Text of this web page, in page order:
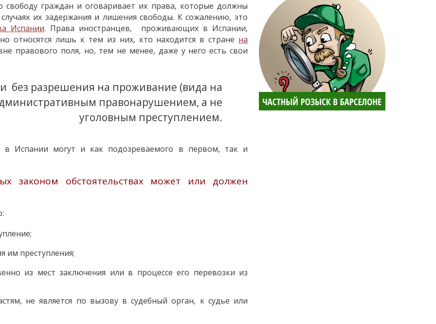
свободу граждан и оговаривает их права, которые должны
их задержания и лишения свободы. К сожалению, это
Испании. Права иностранцев, проживающих в Испании,
относятся лишь к тем из них, кто находится в стране на
правового поля, но, тем не менее, даже у него есть свои
без разрешения на проживание (вида на
правонарушением, а не
уголовным преступлением.
в Испании могут и как подозреваемого в первом, так и
законом обстоятельствах может или должен
им преступления;
из мест заключения или в процессе его перевозки из
не является по вызову в судебный орган, к судье или